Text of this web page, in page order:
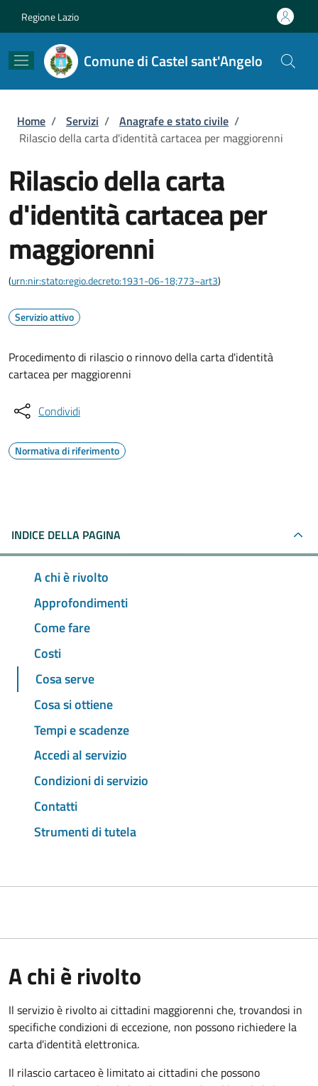
Regione Lazio
Comune di Castel sant'Angelo
Briciole di pane
Home / Servizi / Anagrafe e stato civile /
Rilascio della carta d'identità cartacea per maggiorenni
Rilascio della carta
d'identità cartacea per
maggiorenni
(urn:nir:stato:regio.decreto:1931-06-18;773~art3)
Servizio attivo
Procedimento di rilascio o rinnovo della carta d'identità
cartacea per maggiorenni
Condividi
Normativa di riferimento
INDICE DELLA PAGINA
A chi è rivolto
Approfondimenti
Come fare
Costi
Cosa serve
Cosa si ottiene
Tempi e scadenze
Accedi al servizio
Condizioni di servizio
Contatti
Strumenti di tutela
A chi è rivolto
Il servizio è rivolto ai cittadini maggiorenni che, trovandosi in
specifiche condizioni di eccezione, non possono richiedere la
carta d'identità elettronica.
Il rilascio cartaceo è limitato ai cittadini che possono